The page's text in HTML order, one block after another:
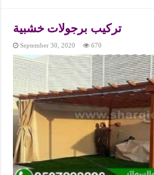
تركيب برجولات خشبية
September 30, 2020 670